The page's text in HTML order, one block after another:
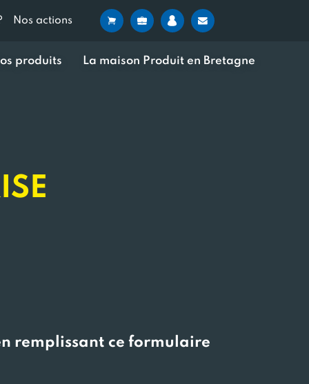
Nos actions
produits La maison Produit en Bretagne
remplissant ce formulaire